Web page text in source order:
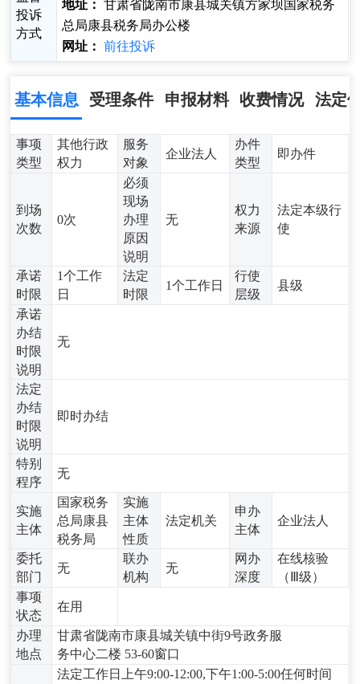
投诉
方式
地址： 甘肃省陇南市康县城关镇方家坝国家税务
总局康县税务局办公楼
网址： 前往投诉
基本信息 受理条件 申报材料 收费情况 法定
事项
类型
其他行政
权力
服务
对象
企业法人
办件
类型
即办件
到场
次数
0次
必须
现场
办理
原因
说明
无
权力
来源
法定本级行
使
承诺
时限
1个工作
日
法定
时限
1个工作日
行使
层级
县级
承诺
办结
时限
说明
无
法定
办结
时限
说明
即时办结
特别
程序
无
实施
主体
国家税务
总局康县
税务局
实施
主体
性质
法定机关
申办
主体
企业法人
委托
部门
无
联办
机构
无
网办
深度
在线核验
（Ⅲ级）
事项
状态
在用
办理
地点
甘肃省陇南市康县城关镇中街9号政务服
务中心二楼 53-60窗口
法定工作日上午9:00-12:00,下午1:00-5:00任何时间